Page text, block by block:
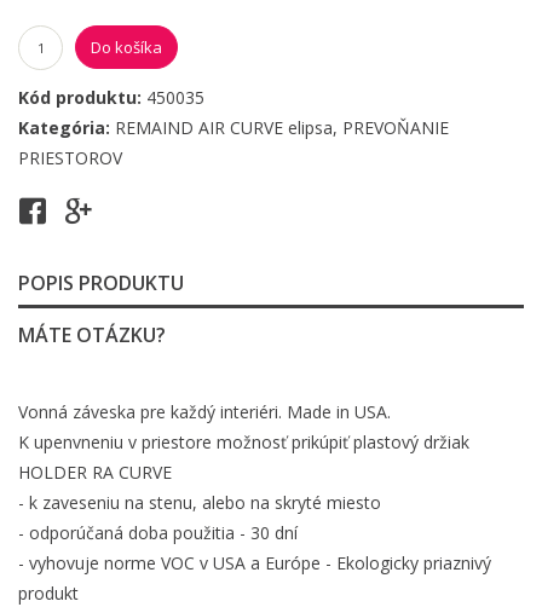
Do košíka
Kód produktu: 450035
Kategória: REMAIND AIR CURVE elipsa, PREVOŇANIE
PRIESTOROV
POPIS PRODUKTU
MÁTE OTÁZKU?
Vonná záveska pre každý interiéri. Made in USA.
K upenvneniu v priestore možnosť prikúpiť plastový držiak
HOLDER RA CURVE
- k zaveseniu na stenu, alebo na skryté miesto
- odporúčaná doba použitia - 30 dní
- vyhovuje norme VOC v USA a Európe - Ekologicky priaznivý
produkt